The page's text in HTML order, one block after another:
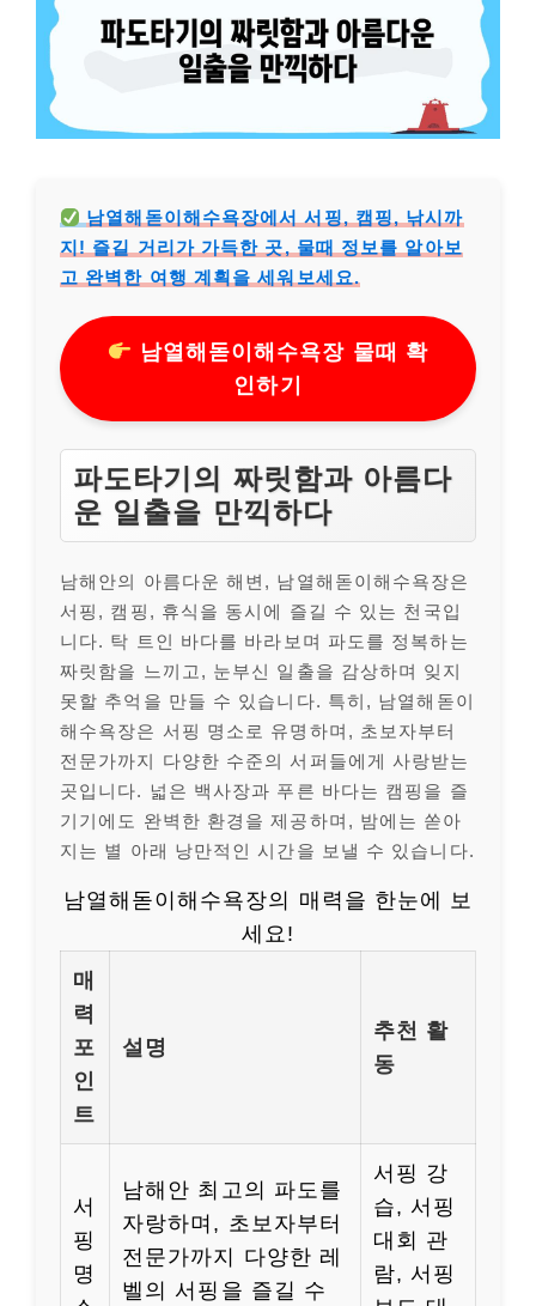
남열해돋이해수욕장에서 서핑, 캠핑, 낚시까
지! 즐길 거리가 가득한 곳, 물때 정보를 알아보
고 완벽한 여행 계획을 세워보세요.
남열해돋이해수욕장 물때 확
인하기
파도타기의 짜릿함과 아름다
운 일출을 만끽하다
남해안의 아름다운 해변, 남열해돋이해수욕장은
서핑, 캠핑, 휴식을 동시에 즐길 수 있는 천국입
니다. 탁 트인 바다를 바라보며 파도를 정복하는
짜릿함을 느끼고, 눈부신 일출을 감상하며 잊지
못할 추억을 만들 수 있습니다. 특히, 남열해돋이
해수욕장은 서핑 명소로 유명하며, 초보자부터
전문가까지 다양한 수준의 서퍼들에게 사랑받는
곳입니다. 넓은 백사장과 푸른 바다는 캠핑을 즐
기기에도 완벽한 환경을 제공하며, 밤에는 쏟아
지는 별 아래 낭만적인 시간을 보낼 수 있습니다.
남열해돋이해수욕장의 매력을 한눈에 보
세요!
매
력
포
인
트
설명
추천 활
동
서
핑
명
남해안 최고의 파도를
자랑하며, 초보자부터
전문가까지 다양한 레
벨의 서핑을 즐길 수
서핑 강
습, 서핑
대회 관
람, 서핑